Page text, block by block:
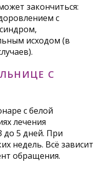
закончиться:
с
исходом (в
С
с белой
лечения
до 5 дней. При
недель. Всё зависит
обращения.